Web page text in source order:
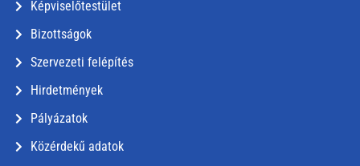
Képviselőtestület
Bizottságok
Szervezeti felépítés
Hirdetmények
Pályázatok
Közérdekű adatok